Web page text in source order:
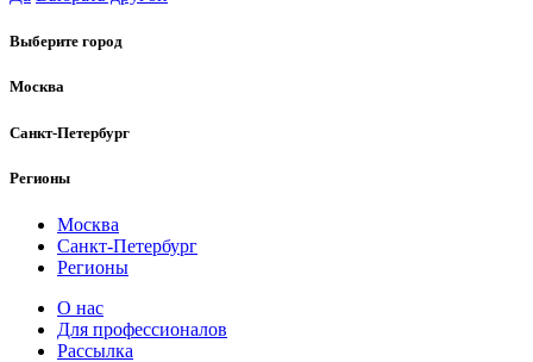
Выберите город
Москва
Санкт-Петербург
Регионы
Москва
Санкт-Петербург
Регионы
О нас
Для профессионалов
Рассылка